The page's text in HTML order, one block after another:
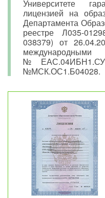
Университете
лицензией на
Департамента
реестре Л035-
038379) от
№МСК.ОС1.Б04028.